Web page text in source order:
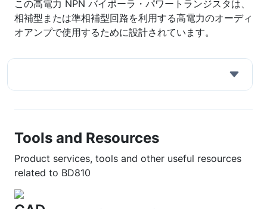
この高電力 NPN バイポーラ・パワートランジスタは、
相補型または準相補型回路を利用する高電力のオーディ
オアンプで使用するために設計されています。
Tools and Resources
Product services, tools and other useful resources
related to BD810